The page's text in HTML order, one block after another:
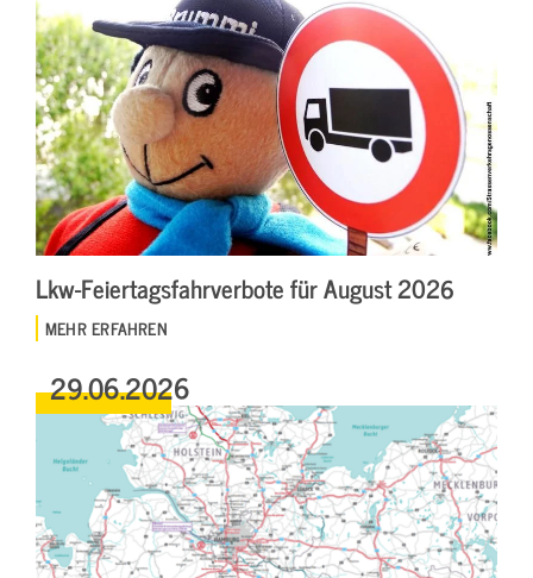
Lkw-Feiertagsfahrverbote für August 2026
MEHR ERFAHREN
29.06.2026